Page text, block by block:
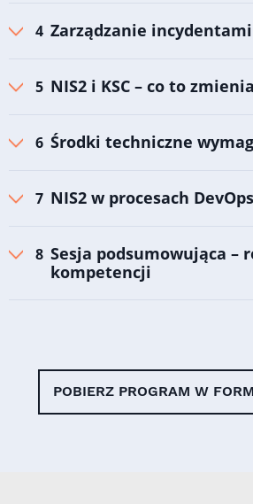
Zarządzanie
NIS2 i KSC – co to
Środki techniczne
NIS2 w procesach
Sesja podsumowująca –
kompetencji
POBIERZ PROGRAM W